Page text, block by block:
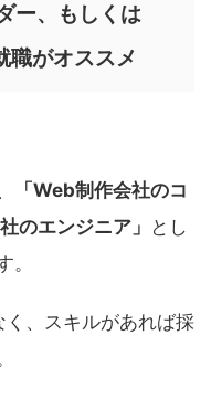
ー、もしくは
職がオススメ
「Web制作会社のコ
のエンジニア」
とし
。
、スキルがあれば採